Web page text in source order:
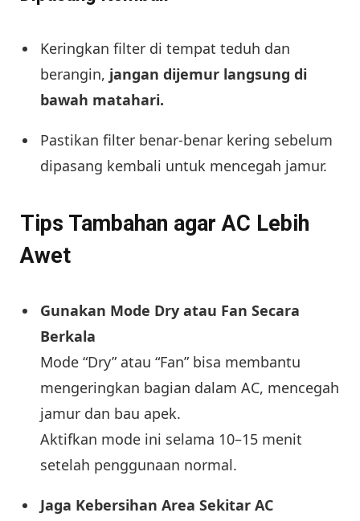
Keringkan filter di tempat teduh dan
berangin, jangan dijemur langsung di
bawah matahari.
Pastikan filter benar-benar kering sebelum
dipasang kembali untuk mencegah jamur.
Tips Tambahan agar AC Lebih
Awet
Gunakan Mode Dry atau Fan Secara
Berkala
Mode “Dry” atau “Fan” bisa membantu
mengeringkan bagian dalam AC, mencegah
jamur dan bau apek.
Aktifkan mode ini selama 10–15 menit
setelah penggunaan normal.
Jaga Kebersihan Area Sekitar AC